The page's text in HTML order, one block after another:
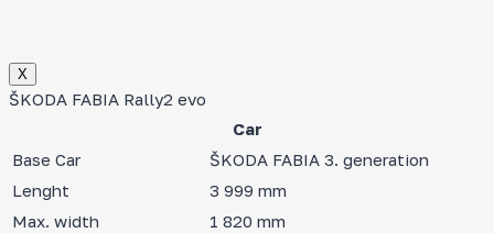
Х
ŠKODA FABIA Rally2 evo
Car
Base Car
ŠKODA FABIA 3. generation
Lenght
3 999 mm
Max. width
1 820 mm